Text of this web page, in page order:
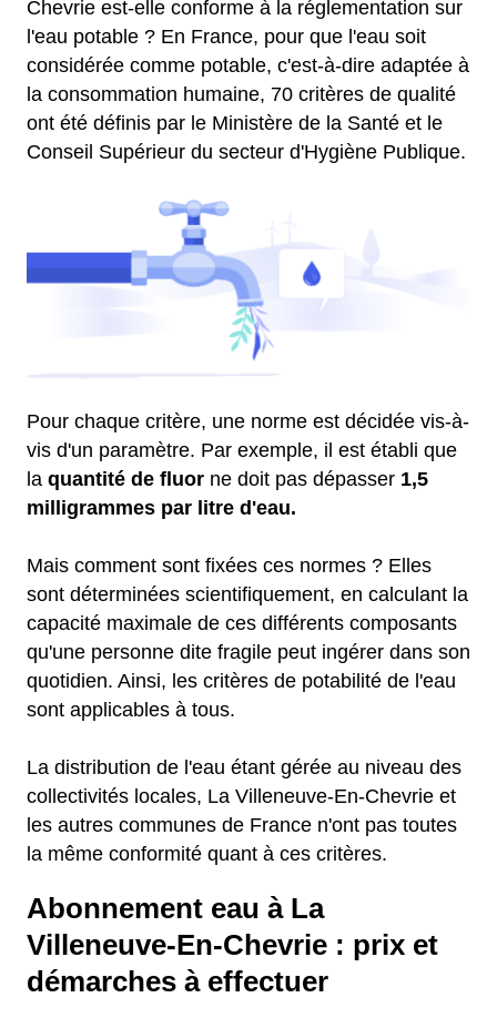
Chevrie est-elle conforme à la réglementation sur
l'eau potable ? En France, pour que l'eau soit
considérée comme potable, c'est-à-dire adaptée à
la consommation humaine, 70 critères de qualité
ont été définis par le Ministère de la Santé et le
Conseil Supérieur du secteur d'Hygiène Publique.
Pour chaque critère, une norme est décidée vis-à-
vis d'un paramètre. Par exemple, il est établi que
la quantité de fluor ne doit pas dépasser 1,5
milligrammes par litre d'eau.
Mais comment sont fixées ces normes ? Elles
sont déterminées scientifiquement, en calculant la
capacité maximale de ces différents composants
qu'une personne dite fragile peut ingérer dans son
quotidien. Ainsi, les critères de potabilité de l'eau
sont applicables à tous.
La distribution de l'eau étant gérée au niveau des
collectivités locales, La Villeneuve-En-Chevrie et
les autres communes de France n'ont pas toutes
la même conformité quant à ces critères.
Abonnement eau à La
Villeneuve-En-Chevrie : prix et
démarches à effectuer